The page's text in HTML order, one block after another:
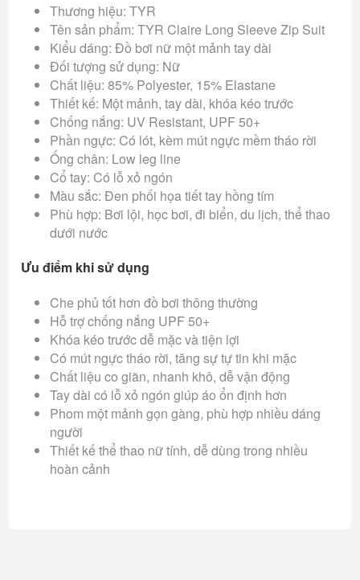
Thương hiệu: TYR
Tên sản phẩm: TYR Claire Long Sleeve Zip Suit
Kiểu dáng: Đồ bơi nữ một mảnh tay dài
Đối tượng sử dụng: Nữ
Chất liệu: 85% Polyester, 15% Elastane
Thiết kế: Một mảnh, tay dài, khóa kéo trước
Chống nắng: UV Resistant, UPF 50+
Phần ngực: Có lót, kèm mút ngực mềm tháo rời
Ống chân: Low leg line
Cổ tay: Có lỗ xỏ ngón
Màu sắc: Đen phối họa tiết tay hồng tím
Phù hợp: Bơi lội, học bơi, đi biển, du lịch, thể thao
dưới nước
Ưu điểm khi sử dụng
Che phủ tốt hơn đồ bơi thông thường
Hỗ trợ chống nắng UPF 50+
Khóa kéo trước dễ mặc và tiện lợi
Có mút ngực tháo rời, tăng sự tự tin khi mặc
Chất liệu co giãn, nhanh khô, dễ vận động
Tay dài có lỗ xỏ ngón giúp áo ổn định hơn
Phom một mảnh gọn gàng, phù hợp nhiều dáng
người
Thiết kế thể thao nữ tính, dễ dùng trong nhiều
hoàn cảnh